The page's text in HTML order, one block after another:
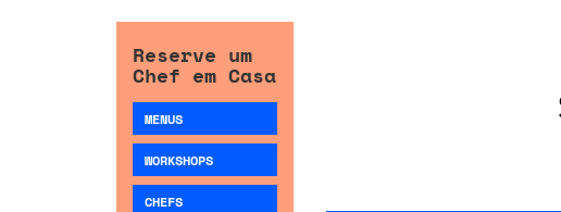
Reserve um
Chef em Casa
MENUS
WORKSHOPS
CHEFS